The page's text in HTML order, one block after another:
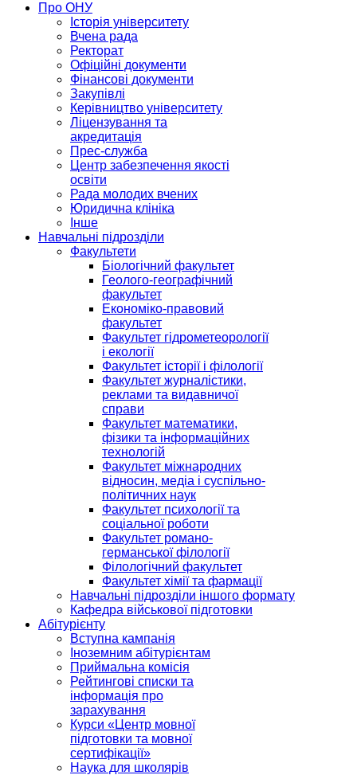
Про ОНУ
Історія університету
Вчена рада
Ректорат
Офіційні документи
Фінансові документи
Закупівлі
Керівництво університету
Ліцензування та
акредитація
Прес-служба
Центр забезпечення якості
освіти
Рада молодих вчених
Юридична клініка
Інше
Навчальні підрозділи
Факультети
Біологічний факультет
Геолого-географічний
факультет
Економіко-правовий
факультет
Факультет гідрометеорології
і екології
Факультет історії і філології
Факультет журналістики,
реклами та видавничої
справи
Факультет математики,
фізики та інформаційних
технологій
Факультет міжнародних
відносин, медіа і суспільно-
політичних наук
Факультет психології та
соціальної роботи
Факультет романо-
германської філології
Філологічний факультет
Факультет хімії та фармації
Навчальні підрозділи іншого формату
Кафедра військової підготовки
Абітурієнту
Вступна кампанія
Іноземним абітурієнтам
Приймальна комісія
Рейтингові списки та
інформація про
зарахування
Курси «Центр мовної
підготовки та мовної
сертифікації»
Наука для школярів